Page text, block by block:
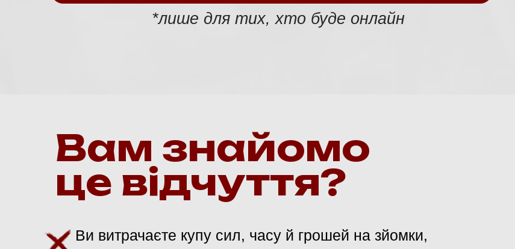
*лише для тих, хто буде онлайн
Вам знайомо
це відчуття?
Ви витрачаєте купу сил, часу й грошей на зйомки,